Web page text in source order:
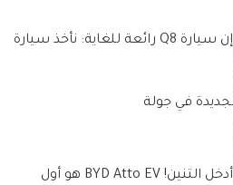
إن سيارة Q8 رائعة للغاية: نأخذ سيارة
أدخل التنين! BYD Atto EV هو أول